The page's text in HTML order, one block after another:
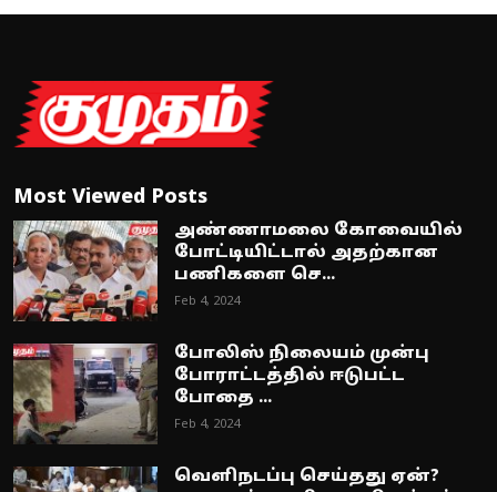
Most Viewed Posts
அண்ணாமலை கோவையில்
போட்டியிட்டால் அதற்கான
பணிகளை செ...
Feb 4, 2024
போலிஸ் நிலையம் முன்பு
போராட்டத்தில் ஈடுபட்ட
போதை ...
Feb 4, 2024
வெளிநடப்பு செய்தது ஏன்?